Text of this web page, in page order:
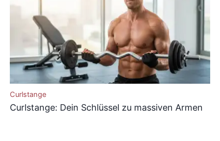
Curlstange
Curlstange: Dein Schlüssel zu massiven Armen